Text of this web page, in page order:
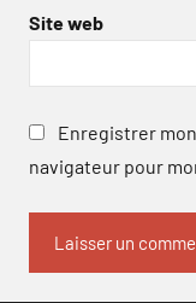
Site web
Enregistrer
navigateur pour